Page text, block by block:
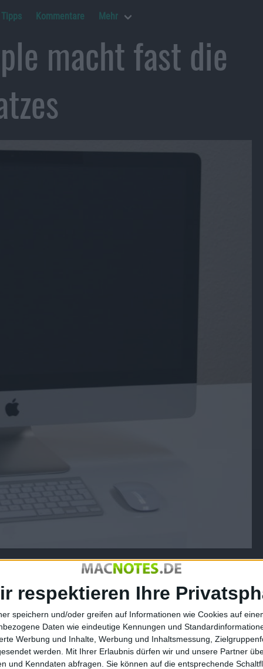
respektieren Ihre
speichern und/oder greifen auf Informationen wie Cookies auf
Daten wie eindeutige Kennungen und
Werbung und Inhalte, Werbung und Inhaltsmessung,
werden.
Mit Ihrer Erlaubnis dürfen wir und unsere Partner
und Kenndaten abfragen. Sie können auf die entsprechende
Tipps Kommentare Mehr
macht fast die
wurde im Oktober von Apple generiert. Vor einem Jahr
NPD Research.
neu erschienenen iMacs sowieMac minisein, allerdings
haben: Viele PC-Käufer haben mit dem Kauf eines neuen
gewartet: Einnahmen durch verkaufte Windows-Rechner